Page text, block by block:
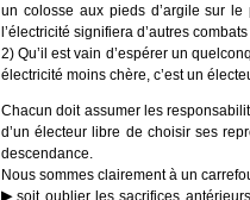
un colosse aux pieds d’argile sur
l’électricité signifiera d’autres
2) Qu’il est vain d’espérer un
électricité moins chère, c’est un
Chacun doit assumer les
d’un électeur libre de choisir ses
descendance.
Nous sommes clairement à un
soit oublier les sacrifices